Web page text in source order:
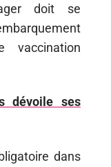
doit se
dévoile ses
dans